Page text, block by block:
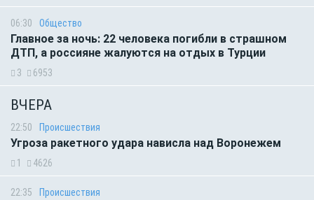
06:30 Общество
Главное за ночь: 22 человека погибли в страшном
ДТП, а россияне жалуются на отдых в Турции
3 6953
ВЧЕРА
22:50 Происшествия
Угроза ракетного удара нависла над Воронежем
1 4626
22:35 Происшествия